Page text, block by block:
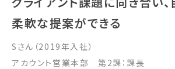
柔軟な提案ができる
Sさん（2019年入社）
アカウント営業本部 第2課：課長